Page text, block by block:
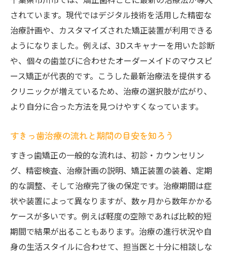
されています。現代ではデジタル技術を活用した精密な
治療計画や、カスタマイズされた矯正装置が利用できる
ようになりました。例えば、3Dスキャナーを用いた診断
や、個々の歯並びに合わせたオーダーメイドのマウスピ
ース矯正が代表的です。こうした最新治療法を提供する
クリニックが増えているため、治療の選択肢が広がり、
より自分に合った方法を見つけやすくなっています。
すきっ歯治療の流れと期間の目安を知ろう
すきっ歯矯正の一般的な流れは、初診・カウンセリン
グ、精密検査、治療計画の説明、矯正装置の装着、定期
的な調整、そして治療完了後の保定です。治療期間は症
状や装置によって異なりますが、数ヶ月から数年かかる
ケースが多いです。例えば軽度の空隙であれば比較的短
期間で結果が出ることもあります。治療の進行状況や自
身の生活スタイルに合わせて、担当医と十分に相談しな